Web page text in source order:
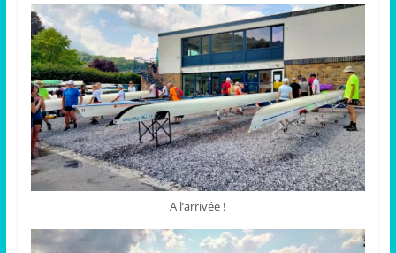
A l’arrivée !